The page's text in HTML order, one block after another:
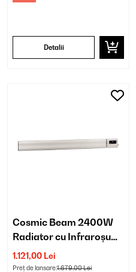
Detalii
Cosmic Beam 2400W
Radiator cu Infraroșu
Montat pe Perete Alb
1.121,00 Lei
Preț de lansare:1.679,00 Lei